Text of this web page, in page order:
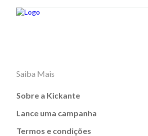
Saiba Mais
Sobre a Kickante
Lance uma campanha
Termos e condições